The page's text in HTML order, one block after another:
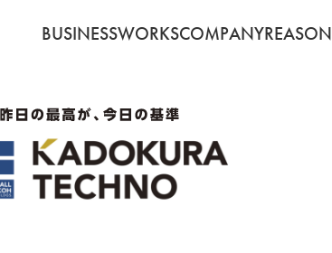
BUSINESSWORKSCOMPANYREASON